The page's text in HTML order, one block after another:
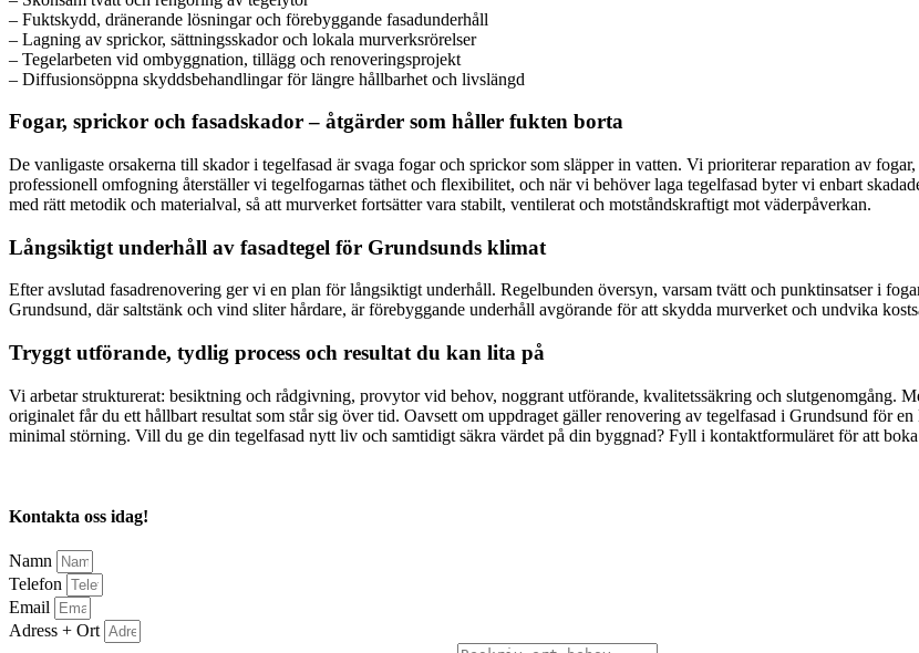
– Fuktskydd, dränerande lösningar och förebyggande fasadunderhåll
– Lagning av sprickor, sättningsskador och lokala murverksrörelser
– Tegelarbeten vid ombyggnation, tillägg och renoveringsprojekt
– Diffusionsöppna skyddsbehandlingar för längre hållbarhet och livslängd
Fogar, sprickor och fasadskador – åtgärder som håller fukten borta
De vanligaste orsakerna till skador i tegelfasad är svaga fogar och sprickor som släpper in vatten. Vi prioriterar reparation av
professionell omfogning återställer vi tegelfogarnas täthet och flexibilitet, och när vi behöver laga tegelfasad byter vi enbart
med rätt metodik och materialval, så att murverket fortsätter vara stabilt, ventilerat och motståndskraftigt mot väderpåverkan.
Långsiktigt underhåll av fasadtegel för Grundsunds klimat
Efter avslutad fasadrenovering ger vi en plan för långsiktigt underhåll. Regelbunden översyn, varsam tvätt och punktinsatser i
Grundsund, där saltstänk och vind sliter hårdare, är förebyggande underhåll avgörande för att skydda murverket och undvika
Tryggt utförande, tydlig process och resultat du kan lita på
Vi arbetar strukturerat: besiktning och rådgivning, provytor vid behov, noggrant utförande, kvalitetssäkring och slutgenomgång.
originalet får du ett hållbart resultat som står sig över tid. Oavsett om uppdraget gäller renovering av tegelfasad i Grundsund för
minimal störning. Vill du ge din tegelfasad nytt liv och samtidigt säkra värdet på din byggnad? Fyll i kontaktformuläret för att
Kontakta oss idag!
Namn
Telefon
Email
Adress + Ort